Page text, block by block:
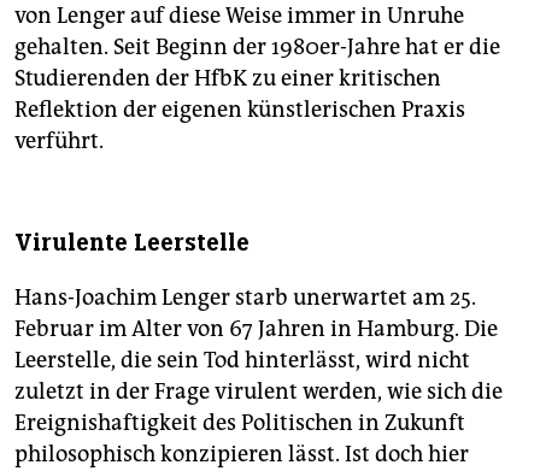
von Lenger auf diese Weise immer in Unruhe
gehalten. Seit Beginn der 1980er-Jahre hat er die
Studierenden der HfbK zu einer kritischen
Reflektion der eigenen künstlerischen Praxis
verführt.
Virulente Leerstelle
Hans-Joachim Lenger starb unerwartet am 25.
Februar im Alter von 67 Jahren in Hamburg. Die
Leerstelle, die sein Tod hinterlässt, wird nicht
zuletzt in der Frage virulent werden, wie sich die
Ereignishaftigkeit des Politischen in Zukunft
philosophisch konzipieren lässt. Ist doch hier